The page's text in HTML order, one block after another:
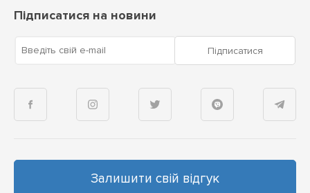
Підписатися на новини
Введіть свій e-mail Підписатися
Залишити свій відгук